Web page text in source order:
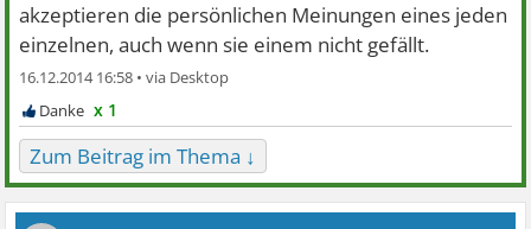
akzeptieren die persönlichen Meinungen eines jeden
einzelnen, auch wenn sie einem nicht gefällt.
16.12.2014 16:58 •
x 1
Zum Beitrag im Thema ↓